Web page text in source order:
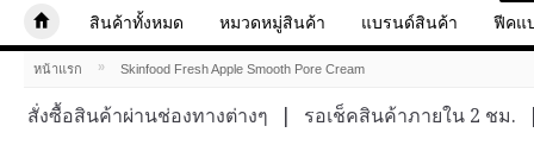
สินค้าทั้งหมด หมวดหมู่สินค้า แบรนด์สินค้า ฟีคแ
หน้าแรก » Skinfood Fresh Apple Smooth Pore Cream
สั่งซื้อสินค้าผ่านช่องทางต่างๆ รอเช็คสินค้าภายใน 2 ชม.